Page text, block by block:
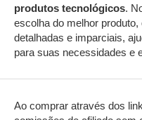
produtos tecnológicos.
escolha do melhor
detalhadas e imparciais,
para suas necessidades e
Ao comprar através dos